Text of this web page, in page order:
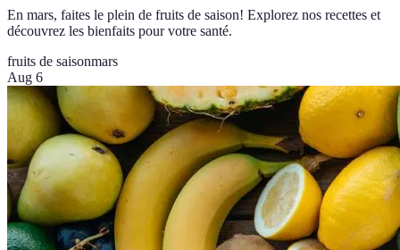
En mars, faites le plein de fruits de saison! Explorez nos recettes et
découvrez les bienfaits pour votre santé.
fruits de saisonmars
Aug 6